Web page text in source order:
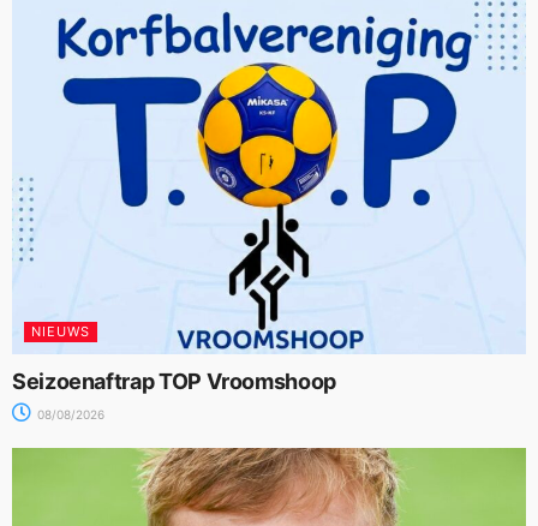
NIEUWS
Seizoenaftrap TOP Vroomshoop
08/08/2026